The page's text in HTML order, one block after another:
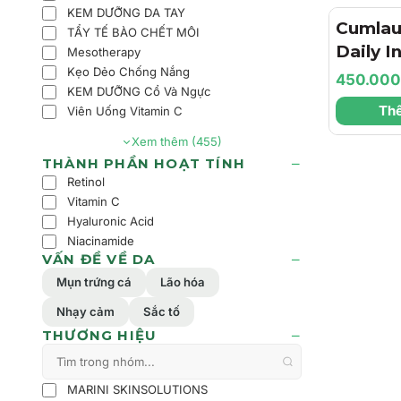
KEM DƯỠNG DA TAY
TẨY TẾ BÀO CHẾT MÔI
Mesotherapy
Kẹo Dẻo Chống Nắng
KEM DƯỠNG Cổ Và Ngực
Viên Uống Vitamin C
Xem thêm (455)
THÀNH PHẦN HOẠT TÍNH
Retinol
Vitamin C
Hyaluronic Acid
Niacinamide
VẤN ĐỀ VỀ DA
Mụn trứng cá Lão hóa
Nhạy cảm Sắc tố
THƯƠNG HIỆU
MARINI SKINSOLUTIONS
Daily
Sinh
Tăng